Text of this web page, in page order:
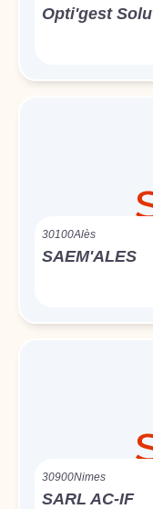
Opti'gest
30100Alès
SAEM'ALES
30900Nimes
SARL AC-IF